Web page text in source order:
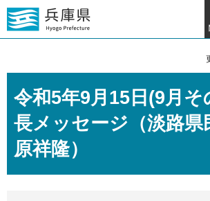
令和5年9月15日(9月そ
長メッセージ（淡路
原祥隆）